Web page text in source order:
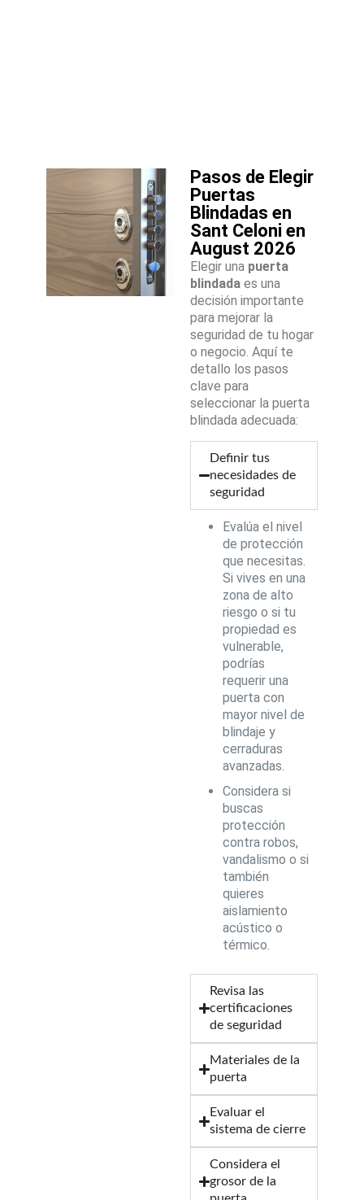
Pasos de Elegir
Puertas
Blindadas en
Sant Celoni en
August 2026
Elegir una puerta
blindada es una
decisión importante
para mejorar la
seguridad de tu hogar
o negocio. Aquí te
detallo los pasos
clave para
seleccionar la puerta
blindada adecuada:
Definir tus
necesidades de
seguridad
Evalúa el nivel
de protección
que necesitas.
Si vives en una
zona de alto
riesgo o si tu
propiedad es
vulnerable,
podrías
requerir una
puerta con
mayor nivel de
blindaje y
cerraduras
avanzadas.
Considera si
buscas
protección
contra robos,
vandalismo o si
también
quieres
aislamiento
acústico o
térmico.
Revisa las
certificaciones
de seguridad
Materiales de la
puerta
Evaluar el
sistema de cierre
Considera el
grosor de la